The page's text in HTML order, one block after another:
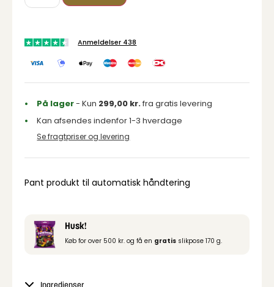
Anmeldelser 438
På lager- Kun 299,00 kr.fra gratis levering
Kan afsendes indenfor 1-3 hverdage
Se fragtpriser og levering
Pant produkt til automatisk håndtering
Husk!
Køb for over 500 kr. og få en gratis slikpose 170 g.